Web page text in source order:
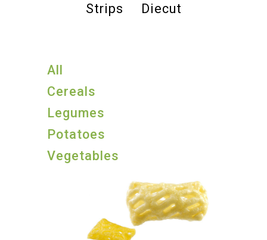
Strips Diecut
All
Cereals
Legumes
Potatoes
Vegetables